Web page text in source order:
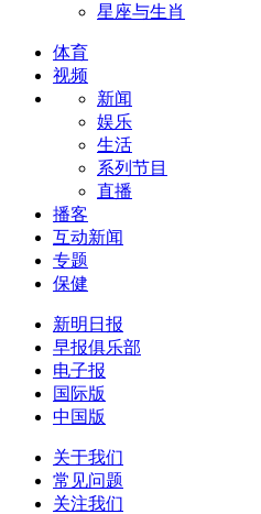
星座与生肖
体育
视频
新闻
娱乐
生活
系列节目
直播
播客
互动新闻
专题
保健
新明日报
早报俱乐部
电子报
国际版
中国版
关于我们
常见问题
关注我们